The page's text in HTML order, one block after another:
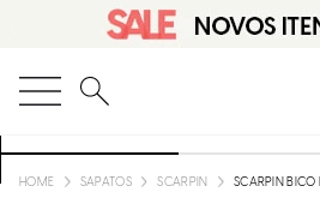
O que você está procurando?
SAPATOS SCARPIN